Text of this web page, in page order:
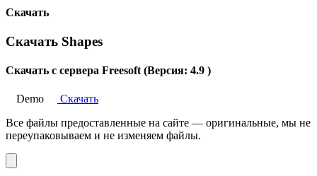
Скачать
Скачать Shapes
Скачать с сервера Freesoft (Версия: 4.9 )
Demo
Скачать
Все файлы предоставленные на сайте — оригинальные, мы не
переупаковываем и не изменяем файлы.